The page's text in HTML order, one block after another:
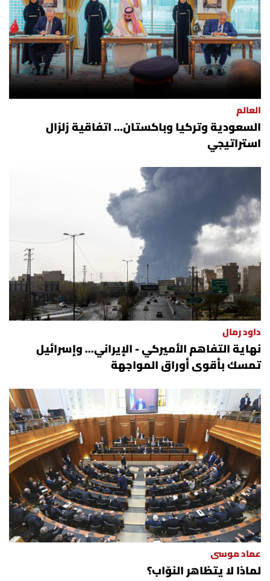
العالم
السعودية وتركيا وباكستان... اتفاقية زلزال
استراتيجي
داود رمال
نهاية التفاهم الأميركي - الإيراني... وإسرائيل
تمسك بأقوى أوراق المواجهة
عماد موسى
لماذا لا يتظاهر النوّاب؟